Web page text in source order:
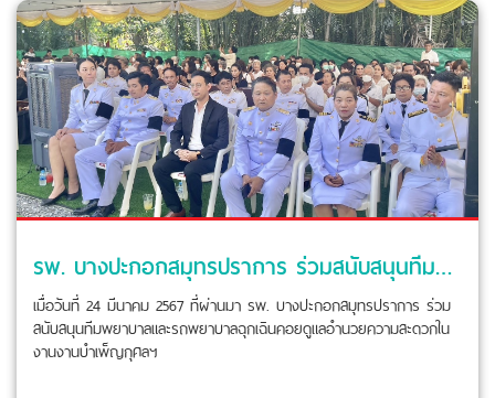
รพ. บางปะกอกสมุทรปราการ ร่วมสนับสนุนทีมพยาบาลและรถพยาบาลฉุกเฉินคอยดูแลอำนวยความสะดวกในงานงานบำเพ็ญกุศลฯ
เมื่อวันที่ 24 มีนาคม 2567 ที่ผ่านมา รพ. บางปะกอกสมุทรปราการ ร่วม
สนับสนุนทีมพยาบาลและรถพยาบาลฉุกเฉินคอยดูแลอำนวยความสะดวกใน
งานงานบำเพ็ญกุศลฯ